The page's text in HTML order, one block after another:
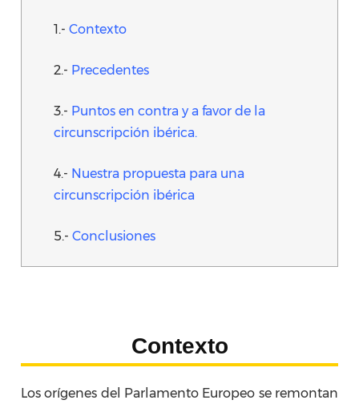
1.- Contexto
2.- Precedentes
3.- Puntos en contra y a favor de la
circunscripción ibérica.
4.- Nuestra propuesta para una
circunscripción ibérica
5.- Conclusiones
Contexto
Los orígenes del Parlamento Europeo se remontan